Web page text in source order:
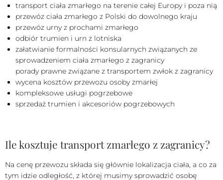
transport ciała zmarłego na terenie całej Europy i poza nią
przewóz ciała zmarłego z Polski do dowolnego kraju
przewóz urny z prochami zmarłego
odbiór trumien i urn z lotniska
załatwianie formalności konsularnych związanych ze
sprowadzeniem ciała zmarłego z zagranicy
porady prawne związane z transportem zwłok z zagranicy
wycena kosztów przewozu osoby zmarłej
kompleksowe usługi pogrzebowe
sprzedaż trumien i akcesoriów pogrzebowych
Ile kosztuje transport zmarłego z zagranicy?
Na cenę przewozu składa się głównie lokalizacja ciała, a co za
tym idzie odległość, z której musimy sprowadzić osobę